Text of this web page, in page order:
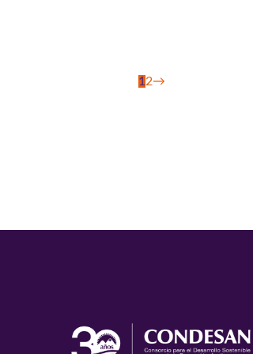
1 2→